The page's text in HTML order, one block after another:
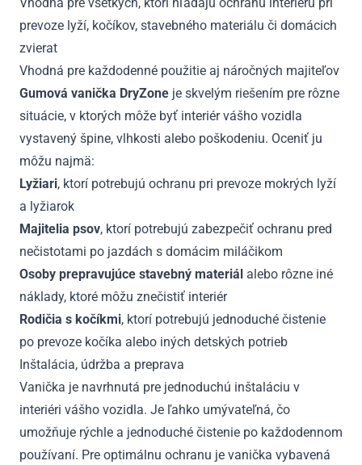
prevoze lyží, kočíkov, stavebného materiálu či domácich
zvierat
Vhodná pre každodenné použitie aj náročných majiteľov
Gumová vanička DryZone je skvelým riešením pre rôzne
situácie, v ktorých môže byť interiér vášho vozidla
vystavený špine, vlhkosti alebo poškodeniu. Oceniť ju
môžu najmä:
Lyžiari, ktorí potrebujú ochranu pri prevoze mokrých lyží
a lyžiarok
Majitelia psov, ktorí potrebujú zabezpečiť ochranu pred
nečistotami po jazdách s domácim miláčikom
Osoby prepravujúce stavebný materiál alebo rôzne iné
náklady, ktoré môžu znečistiť interiér
Rodičia s kočíkmi, ktorí potrebujú jednoduché čistenie
po prevoze kočíka alebo iných detských potrieb
Inštalácia, údržba a preprava
Vanička je navrhnutá pre jednoduchú inštaláciu v
interiéri vášho vozidla. Je ľahko umývateľná, čo
umožňuje rýchle a jednoduché čistenie po každodennom
používaní. Pre optimálnu ochranu je vanička vybavená